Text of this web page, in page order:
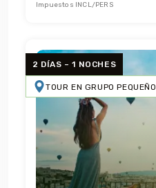
Impuestos INCL/PERS
2 DÍAS – 1 NOCHES
TOUR EN GRUPO PEQUEÑO